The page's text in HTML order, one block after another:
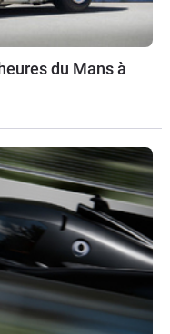
du Mans à